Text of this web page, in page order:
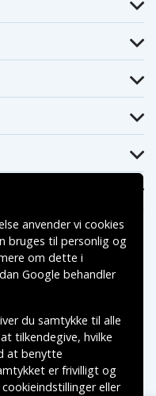
produkter:
SM- Samsung SM-
G925J
SM- Samsung SM-
SM- Samsung Zero
anvender vi cookies
bruges til personlig og
om dette i
Google behandler
du samtykke til alle
tilkendegive, hvilke
at benytte
er frivilligt og
eller